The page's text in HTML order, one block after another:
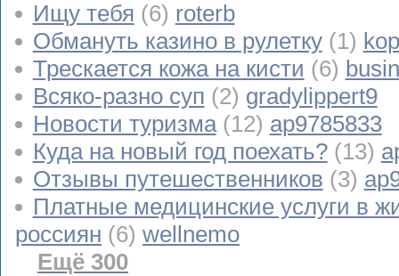
Ищу тебя (6) roterb
Обмануть казино в рулетку (1)
Трескается кожа на кисти (6)
Всяко-разно суп (2) gradylippert9
Новости туризма (12) ap9785833
Куда на новый год поехать? (13)
Отзывы путешественников (3)
Платные медицинские услуги в
россиян (6) wellnemo
Ещё 300